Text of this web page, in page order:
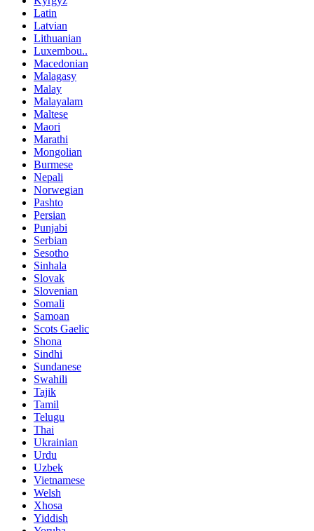
Latin
Latvian
Lithuanian
Luxembou..
Macedonian
Malagasy
Malay
Malayalam
Maltese
Maori
Marathi
Mongolian
Burmese
Nepali
Norwegian
Pashto
Persian
Punjabi
Serbian
Sesotho
Sinhala
Slovak
Slovenian
Somali
Samoan
Scots Gaelic
Shona
Sindhi
Sundanese
Swahili
Tajik
Tamil
Telugu
Thai
Ukrainian
Urdu
Uzbek
Vietnamese
Welsh
Xhosa
Yiddish